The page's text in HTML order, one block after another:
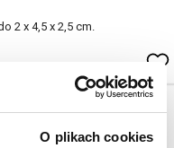
O plikach cookies
2 x 4,5 x 2,5 cm.